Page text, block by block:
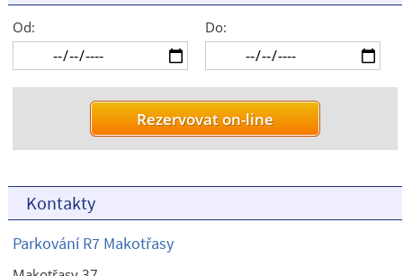
Od: Do:
Kontakty
Parkování R7 Makotřasy